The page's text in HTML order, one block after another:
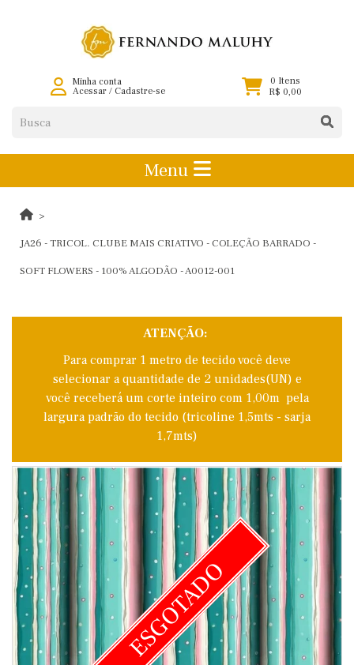
Minha conta
Acessar/ Cadastre-se
0 Itens
R$ 0,00
Menu
JA26 - TRICOL. CLUBE MAIS CRIATIVO - COLEÇÃO BARRADO -
SOFT FLOWERS - 100% ALGODÃO - A0012-001
ATENÇÃO:
Para comprar 1 metro de tecido você deve
selecionar a quantidade de 2 unidades(UN) e
você receberá um corte inteiro com 1,00m pela
largura padrão do tecido (tricoline 1,5mts - sarja
1,7mts)
ESGOTADO